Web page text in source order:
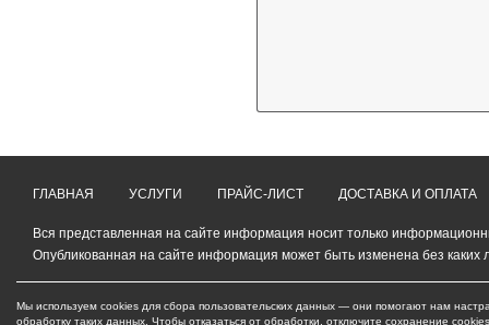
ГЛАВНАЯ УСЛУГИ ПРАЙС-ЛИСТ ДОСТАВКА И ОПЛАТА
Вся представленная на сайте информация носит только
Опубликованная на сайте информация может быть изменена без каких
Мы используем cookies для сбора пользовательских данных — они помогают нам
обработку таких данных. Чтобы отказаться от обработки, отключите сохранение